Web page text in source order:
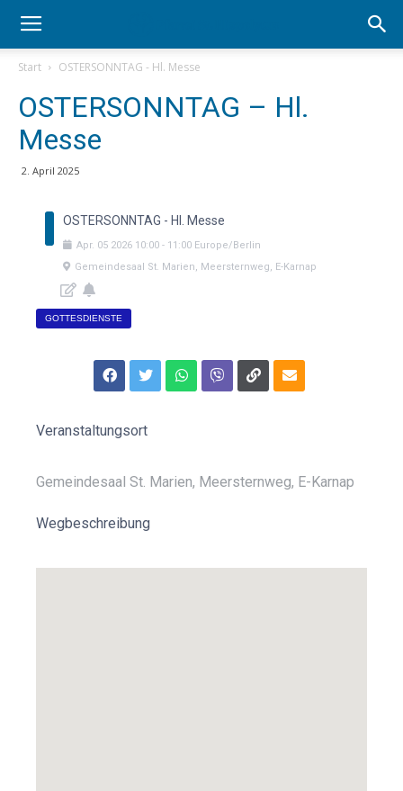
Start OSTERSONNTAG - Hl. Messe
OSTERSONNTAG – Hl.
Messe
2. April 2025
OSTERSONNTAG - Hl. Messe
Apr. 05 2026 10:00 - 11:00 Europe/Berlin
Gemeindesaal St. Marien, Meersternweg, E-Karnap
GOTTESDIENSTE
Veranstaltungsort
Gemeindesaal St. Marien, Meersternweg, E-Karnap
Wegbeschreibung